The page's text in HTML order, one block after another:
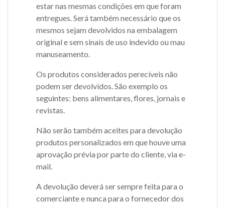
estar nas mesmas condições em que foram
entregues. Será também necessário que os
mesmos sejam devolvidos na embalagem
original e sem sinais de uso indevido ou mau
manuseamento.
Os produtos considerados perecíveis não
podem ser devolvidos. São exemplo os
seguintes: bens alimentares, flores, jornais e
revistas.
Não serão também aceites para devolução
produtos personalizados em que houve uma
aprovação prévia por parte do cliente, via e-
mail.
A devolução deverá ser sempre feita para o
comerciante e nunca para o fornecedor dos